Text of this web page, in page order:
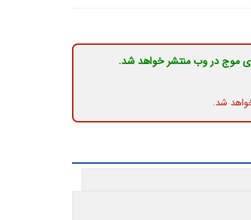
موج در وب منتشر خواهد شد.
شد.